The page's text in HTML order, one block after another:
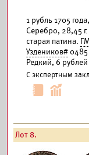
1 рубль 1705
Серебро, 28,45
старая патина.
Уздеников# 0485
Редкий, 6 рублей
С экспертным
Лот 8.